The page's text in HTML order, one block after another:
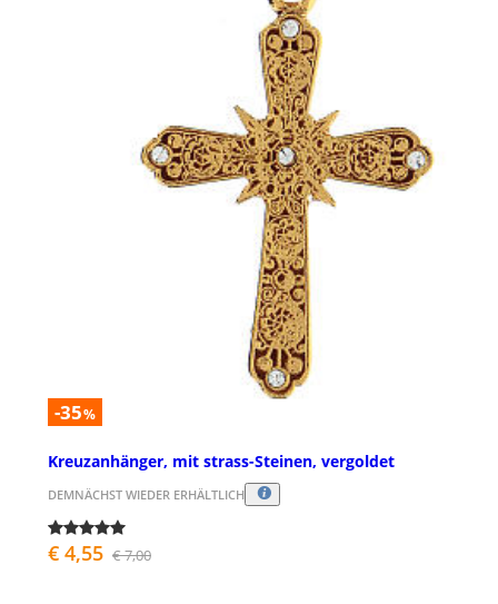
-35%
Kreuzanhänger, mit strass-Steinen, vergoldet
DEMNÄCHST WIEDER ERHÄLTLICH
€ 4,55 € 7,00